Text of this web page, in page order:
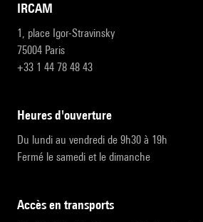
IRCAM
1, place Igor-Stravinsky
75004 Paris
+33 1 44 78 48 43
heures d'ouverture
Du lundi au vendredi de 9h30 à 19h
Fermé le samedi et le dimanche
accès en transports